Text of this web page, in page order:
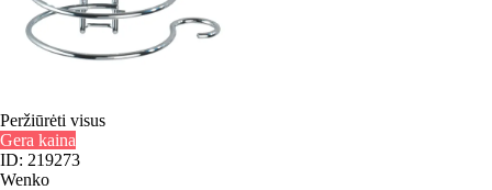
Peržiūrėti visus
Gera kaina
ID: 219273
Wenko